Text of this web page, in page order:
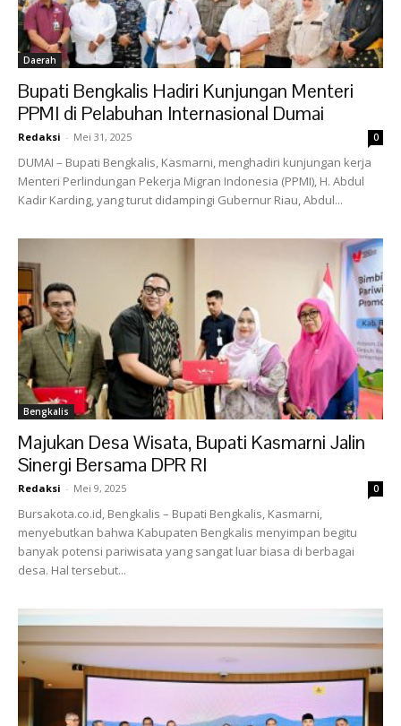
Daerah
Bupati Bengkalis Hadiri Kunjungan Menteri
PPMI di Pelabuhan Internasional Dumai
Redaksi - Mei 31, 2025 0
DUMAI – Bupati Bengkalis, Kasmarni, menghadiri kunjungan kerja
Menteri Perlindungan Pekerja Migran Indonesia (PPMI), H. Abdul
Kadir Karding, yang turut didampingi Gubernur Riau, Abdul...
Bengkalis
Majukan Desa Wisata, Bupati Kasmarni Jalin
Sinergi Bersama DPR RI
Redaksi - Mei 9, 2025 0
Bursakota.co.id, Bengkalis – Bupati Bengkalis, Kasmarni,
menyebutkan bahwa Kabupaten Bengkalis menyimpan begitu
banyak potensi pariwisata yang sangat luar biasa di berbagai
desa. Hal tersebut...